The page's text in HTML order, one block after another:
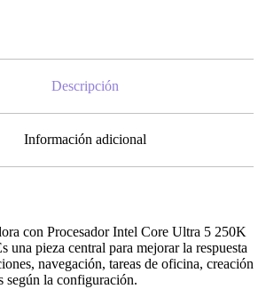
Descripción
Información adicional
con Procesador Intel Core Ultra 5 250K
una pieza central para mejorar la respuesta
navegación, tareas de oficina, creación
según la configuración.